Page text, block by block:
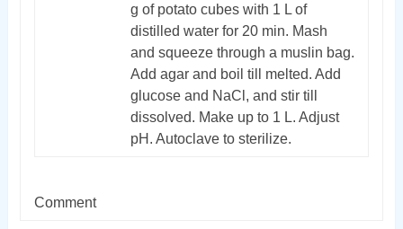
g of potato cubes with 1 L of
distilled water for 20 min. Mash
and squeeze through a muslin bag.
Add agar and boil till melted. Add
glucose and NaCl, and stir till
dissolved. Make up to 1 L. Adjust
pH. Autoclave to sterilize.
Comment